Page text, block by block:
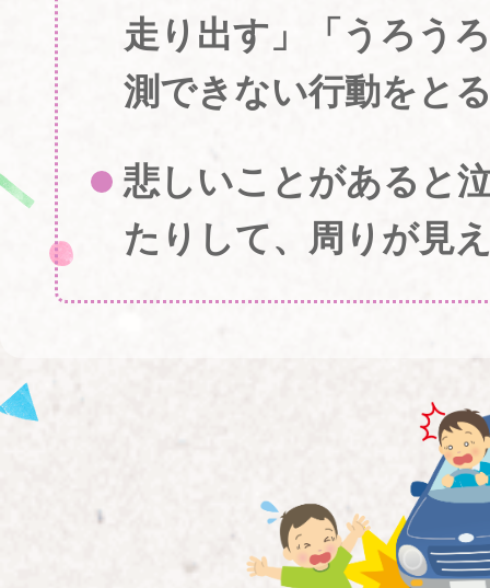
走り出す」「うろう
測できない行動をと
悲しいことがあると
たりして、周りが見